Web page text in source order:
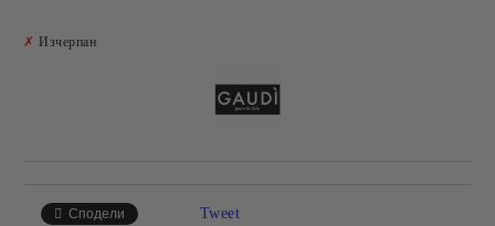
✗ Изчерпан
Сподели Tweet